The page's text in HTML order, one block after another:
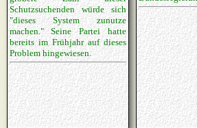
Schutzsuchenden würde sich
"dieses System zunutze
machen." Seine Partei hatte
bereits im Frühjahr auf dieses
Problem hingewiesen.